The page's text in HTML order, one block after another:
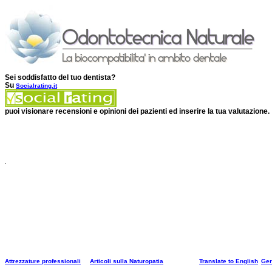
Sei soddisfatto del tuo dentista?
Su Socialrating.it
puoi visionare recensioni e opinioni dei pazienti ed inserire la tua valutazione.
Attrezzature professionali Articoli sulla Naturopatia Translate to English